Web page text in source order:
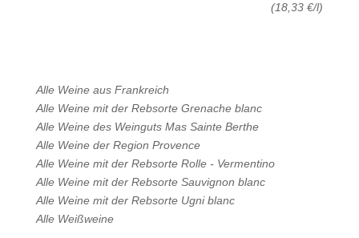
(18,33 €/l)
Alle Weine aus Frankreich
Alle Weine mit der Rebsorte Grenache blanc
Alle Weine des Weinguts Mas Sainte Berthe
Alle Weine der Region Provence
Alle Weine mit der Rebsorte Rolle - Vermentino
Alle Weine mit der Rebsorte Sauvignon blanc
Alle Weine mit der Rebsorte Ugni blanc
Alle Weißweine